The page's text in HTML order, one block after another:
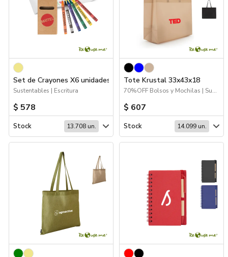
Set de Crayones X6 unidades
Sustentables | Escritura
$ 578
Stock 13.708 un.
Tote Krustal 33x43x18
70%OFF Bolsos y Mochilas | Sustentables | Bolsas y Tote Bags | Packaging
$ 607
Stock 14.099 un.